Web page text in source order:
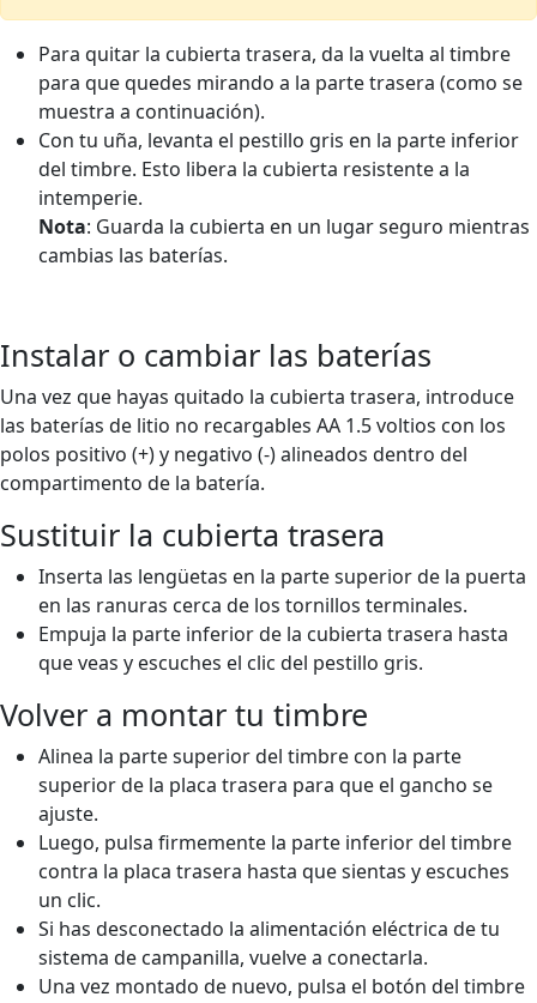
Para quitar la cubierta trasera, da la vuelta al timbre
para que quedes mirando a la parte trasera (como se
muestra a continuación).
Con tu uña, levanta el pestillo gris en la parte inferior
del timbre. Esto libera la cubierta resistente a la
intemperie.
Nota: Guarda la cubierta en un lugar seguro mientras
cambias las baterías.
Instalar o cambiar las baterías
Una vez que hayas quitado la cubierta trasera, introduce
las baterías de litio no recargables AA 1.5 voltios con los
polos positivo (+) y negativo (-) alineados dentro del
compartimento de la batería.
Sustituir la cubierta trasera
Inserta las lengüetas en la parte superior de la puerta
en las ranuras cerca de los tornillos terminales.
Empuja la parte inferior de la cubierta trasera hasta
que veas y escuches el clic del pestillo gris.
Volver a montar tu timbre
Alinea la parte superior del timbre con la parte
superior de la placa trasera para que el gancho se
ajuste.
Luego, pulsa firmemente la parte inferior del timbre
contra la placa trasera hasta que sientas y escuches
un clic.
Si has desconectado la alimentación eléctrica de tu
sistema de campanilla, vuelve a conectarla.
Una vez montado de nuevo, pulsa el botón del timbre